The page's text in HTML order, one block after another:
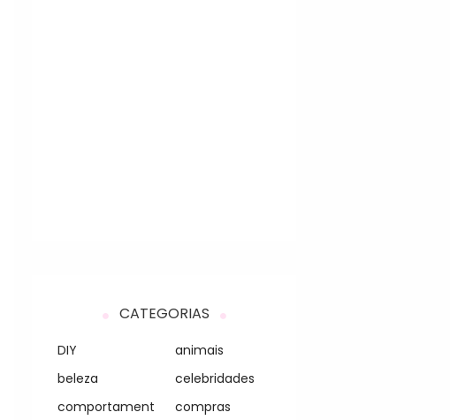
CATEGORIAS
DIY
animais
beleza
celebridades
comportament
compras